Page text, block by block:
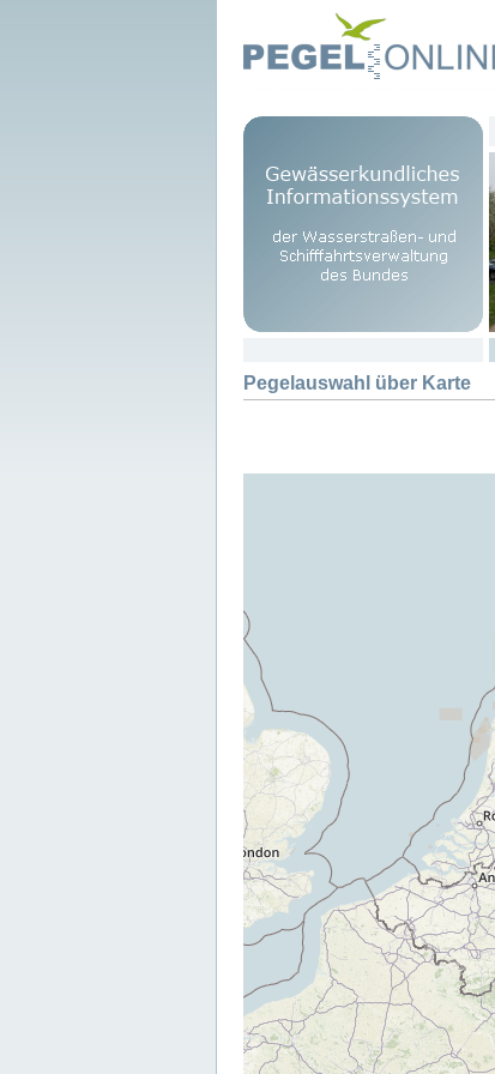
Pegelauswahl über Karte